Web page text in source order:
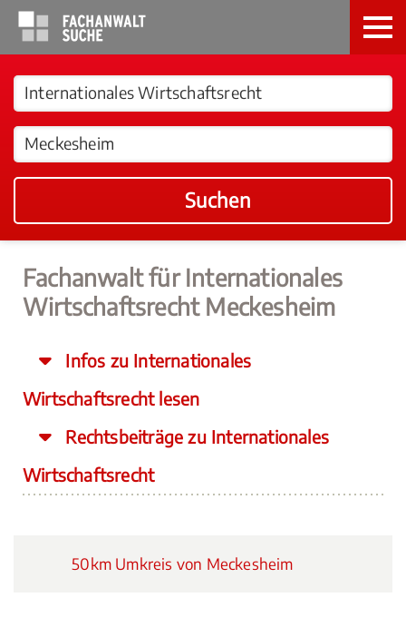
Suchen
Fachanwalt für Internationales
Wirtschaftsrecht Meckesheim
Infos zu Internationales
Wirtschaftsrecht lesen
Rechtsbeiträge zu Internationales
Wirtschaftsrecht
50km Umkreis von Meckesheim